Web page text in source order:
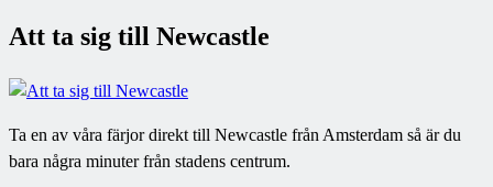
Att ta sig till Newcastle
Ta en av våra färjor direkt till Newcastle från Amsterdam så är du
bara några minuter från stadens centrum.